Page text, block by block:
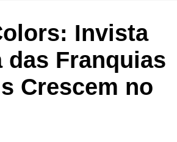
Invista
das Franquias
Crescem no